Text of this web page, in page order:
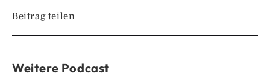
Beitrag teilen
Weitere Podcast